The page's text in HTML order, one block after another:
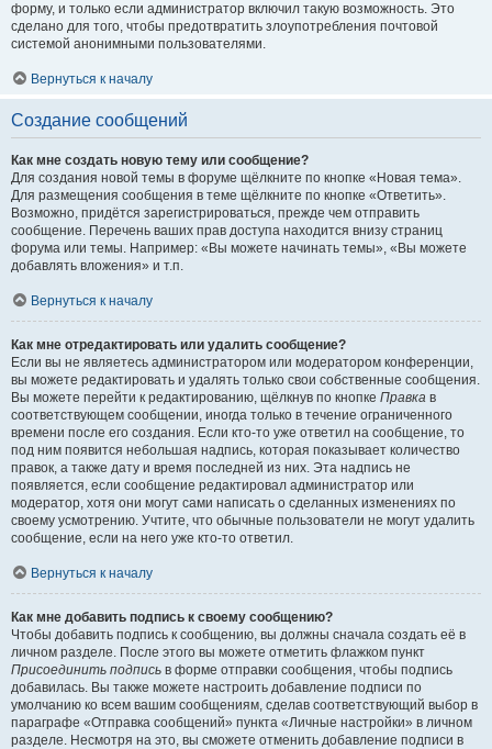
форму, и только если администратор включил такую возможность. Это
сделано для того, чтобы предотвратить злоупотребления почтовой
системой анонимными пользователями.
Вернуться к началу
Создание сообщений
Как мне создать новую тему или сообщение?
Для создания новой темы в форуме щёлкните по кнопке «Новая тема».
Для размещения сообщения в теме щёлкните по кнопке «Ответить».
Возможно, придётся зарегистрироваться, прежде чем отправить
сообщение. Перечень ваших прав доступа находится внизу страниц
форума или темы. Например: «Вы можете начинать темы», «Вы можете
добавлять вложения» и т.п.
Вернуться к началу
Как мне отредактировать или удалить сообщение?
Если вы не являетесь администратором или модератором конференции,
вы можете редактировать и удалять только свои собственные сообщения.
Вы можете перейти к редактированию, щёлкнув по кнопке Правка в
соответствующем сообщении, иногда только в течение ограниченного
времени после его создания. Если кто-то уже ответил на сообщение, то
под ним появится небольшая надпись, которая показывает количество
правок, а также дату и время последней из них. Эта надпись не
появляется, если сообщение редактировал администратор или
модератор, хотя они могут сами написать о сделанных изменениях по
своему усмотрению. Учтите, что обычные пользователи не могут удалить
сообщение, если на него уже кто-то ответил.
Вернуться к началу
Как мне добавить подпись к своему сообщению?
Чтобы добавить подпись к сообщению, вы должны сначала создать её в
личном разделе. После этого вы можете отметить флажком пункт
Присоединить подпись в форме отправки сообщения, чтобы подпись
добавилась. Вы также можете настроить добавление подписи по
умолчанию ко всем вашим сообщениям, сделав соответствующий выбор в
параграфе «Отправка сообщений» пункта «Личные настройки» в личном
разделе. Несмотря на это, вы сможете отменить добавление подписи в